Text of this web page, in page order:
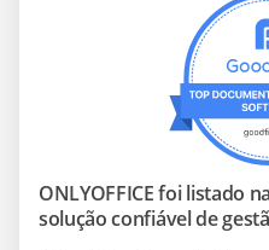
ONLYOFFICE foi listado
solução confiável de